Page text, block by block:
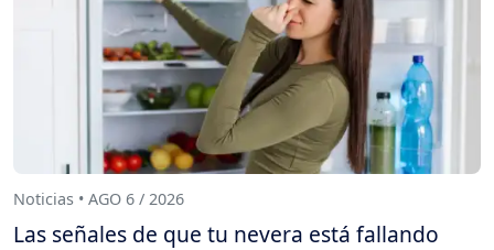
Noticias • AGO 6 / 2026
Las señales de que tu nevera está fallando